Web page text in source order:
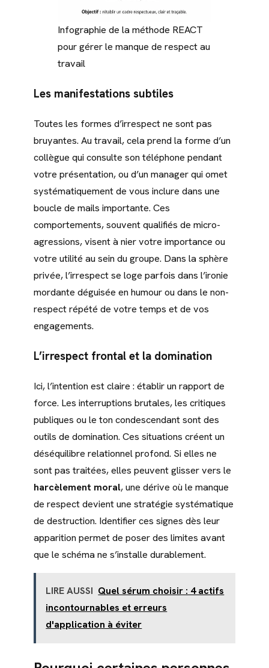
Infographie de la méthode REACT
pour gérer le manque de respect au
travail
Les manifestations subtiles
Toutes les formes d’irrespect ne sont pas
bruyantes. Au travail, cela prend la forme d’un
collègue qui consulte son téléphone pendant
votre présentation, ou d’un manager qui omet
systématiquement de vous inclure dans une
boucle de mails importante. Ces
comportements, souvent qualifiés de micro-
agressions, visent à nier votre importance ou
votre utilité au sein du groupe. Dans la sphère
privée, l’irrespect se loge parfois dans l’ironie
mordante déguisée en humour ou dans le non-
respect répété de votre temps et de vos
engagements.
L’irrespect frontal et la domination
Ici, l’intention est claire : établir un rapport de
force. Les interruptions brutales, les critiques
publiques ou le ton condescendant sont des
outils de domination. Ces situations créent un
déséquilibre relationnel profond. Si elles ne
sont pas traitées, elles peuvent glisser vers le
harcèlement moral, une dérive où le manque
de respect devient une stratégie systématique
de destruction. Identifier ces signes dès leur
apparition permet de poser des limites avant
que le schéma ne s’installe durablement.
LIRE AUSSI Quel sérum choisir : 4 actifs
incontournables et erreurs
d'application à éviter